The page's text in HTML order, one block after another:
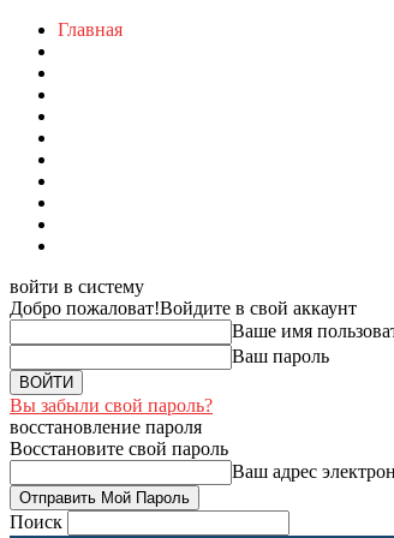
Главная
войти в систему
Добро пожаловат!Войдите в свой аккаунт
Ваше имя
Ваш пароль
Вы забыли свой пароль?
восстановление пароля
Восстановите свой пароль
Ваш адрес
Поиск